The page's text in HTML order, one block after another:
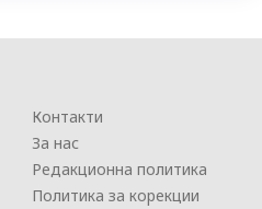
Контакти
За нас
Редакционна политика
Политика за корекции